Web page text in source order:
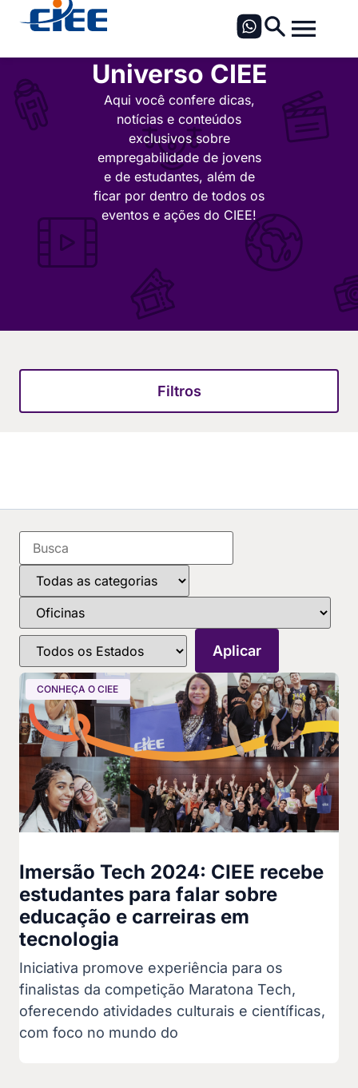
Universo CIEE
Aqui você confere dicas,
notícias e conteúdos
exclusivos sobre
empregabilidade de jovens
e de estudantes, além de
ficar por dentro de todos os
eventos e ações do CIEE!
Filtros
CONHEÇA O CIEE
Imersão Tech 2024: CIEE recebe
estudantes para falar sobre
educação e carreiras em
tecnologia
Iniciativa promove experiência para os
finalistas da competição Maratona Tech,
oferecendo atividades culturais e científicas,
com foco no mundo do